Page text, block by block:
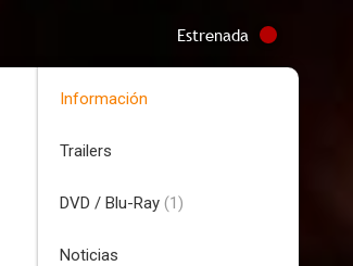
Estrenada
Información
Trailers
DVD / Blu-Ray (1)
Noticias